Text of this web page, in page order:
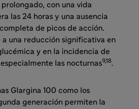
con una vida
las 24 horas y una ausencia
de picos de acción.
a una reducción significativa en
y en la incidencia de
las nocturnas9,18.
Glargina 100 como los
generación permiten la